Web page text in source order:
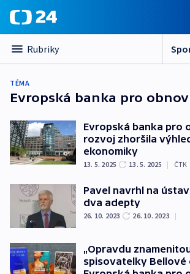
Rubriky
TÉMA
Evropská banka pro
Evropská banka pro
rozvoj zhoršila
ekonomiky
13. 5. 2025 13. 5. 2025 | ČTK
Pavel navrhl na
dva adepty
26. 10. 2023 26. 10. 2023 |
„Opravdu
spisovatelky Bellové